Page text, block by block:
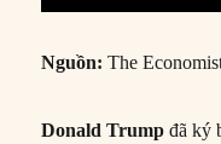
Nguồn:The
Donald Trump đã ký